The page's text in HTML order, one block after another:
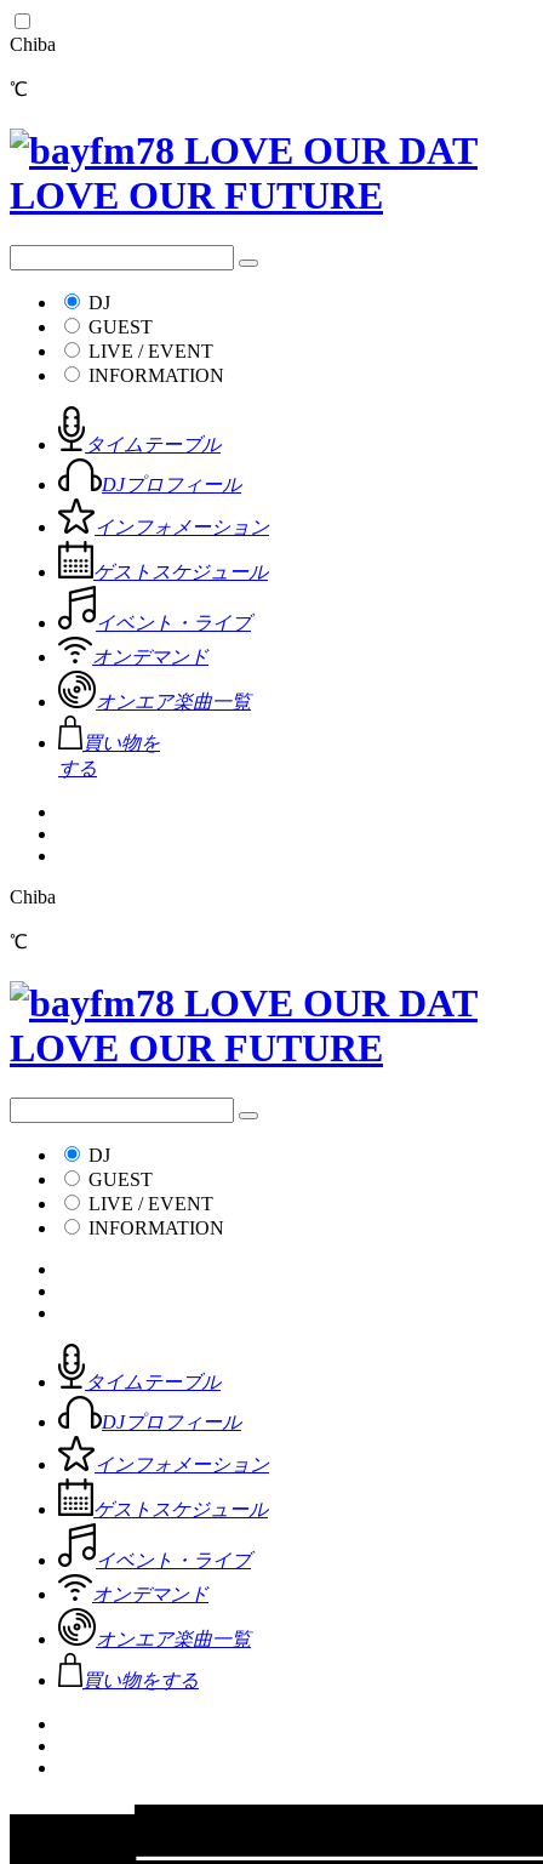
Chiba
℃
DJ
GUEST
LIVE / EVENT
INFORMATION
タイムテーブル
DJプロフィール
インフォメーション
ゲストスケジュール
イベント・ライブ
オンデマンド
オンエア楽曲一覧
買い物を
する
Chiba
℃
DJ
GUEST
LIVE / EVENT
INFORMATION
タイムテーブル
DJプロフィール
インフォメーション
ゲストスケジュール
イベント・ライブ
オンデマンド
オンエア楽曲一覧
買い物をする